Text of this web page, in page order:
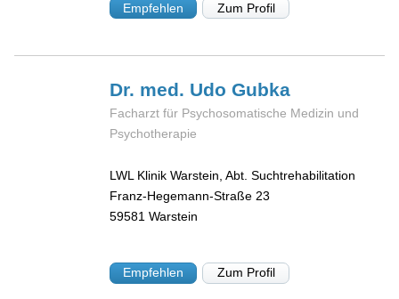
Empfehlen Zum Profil
Dr. med. UdoGubka
Facharzt für Psychosomatische Medizin und
Psychotherapie
LWL Klinik Warstein, Abt. Suchtrehabilitation
Franz-Hegemann-Straße 23
59581 Warstein
Empfehlen Zum Profil